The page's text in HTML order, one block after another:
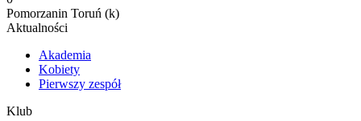
Pomorzanin Toruń (k)
Aktualności
Akademia
Kobiety
Pierwszy zespół
Klub